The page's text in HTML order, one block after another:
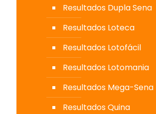
Resultados Dupla Sena
Resultados Loteca
Resultados Lotofácil
Resultados Lotomania
Resultados Mega-Sena
Resultados Quina